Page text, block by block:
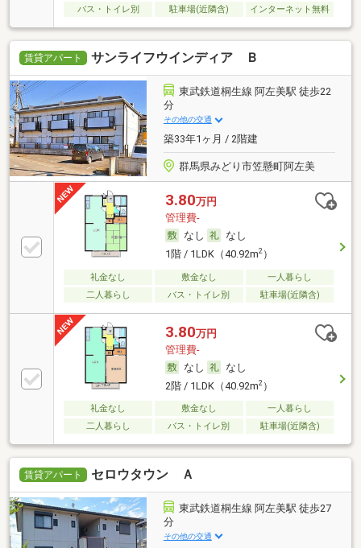
バス・トイレ別
駐車場(近隣含) インターネット無料
賃貸アパート サンライフウインディア Ｂ
東武鉄道桐生線 阿左美駅 徒歩22
分
その他の交通
築33年1ヶ月 / 2階建
群馬県みどり市笠懸町阿左美
3.80万円
管理費-
なし
なし
1階 / 1LDK（40.92m2）
礼金なし 敷金なし
一人暮らし
二人暮らし
バス・トイレ別 駐車場(近隣含)
3.80万円
管理費-
なし
なし
2階 / 1LDK（40.92m2）
礼金なし 敷金なし
一人暮らし
二人暮らし
バス・トイレ別 駐車場(近隣含)
賃貸アパート セロウタウン Ａ
東武鉄道桐生線 阿左美駅 徒歩27
分
その他の交通